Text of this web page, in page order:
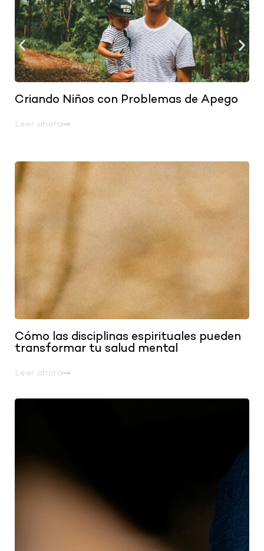
Criando Niños con Problemas de Apego
Leer ahora
Cómo las disciplinas espirituales pueden
transformar tu salud mental
Leer ahora